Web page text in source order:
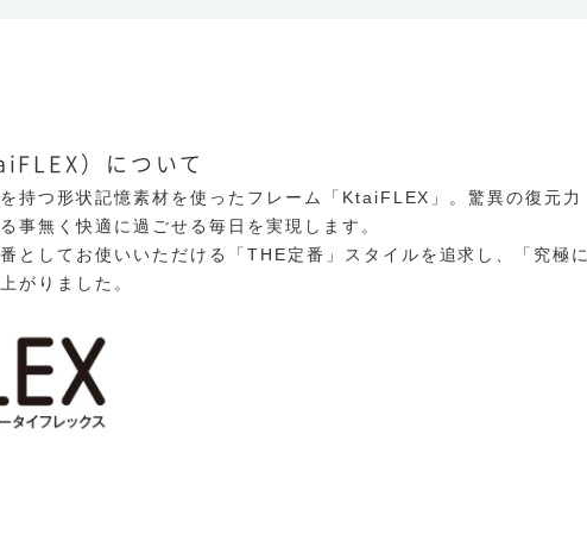
）について
持つ形状記憶素材を使ったフレーム「KtaiFLEX」。驚異の復元力
事無く快適に過ごせる毎日を実現します。
としてお使いいただける「THE定番」スタイルを追求し、「究極に
がりました。